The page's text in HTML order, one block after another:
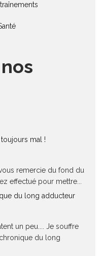
toujours mal !
remercie du fond du
effectué pour mettre...
du long adducteur
un peu.... Je souffre
du long